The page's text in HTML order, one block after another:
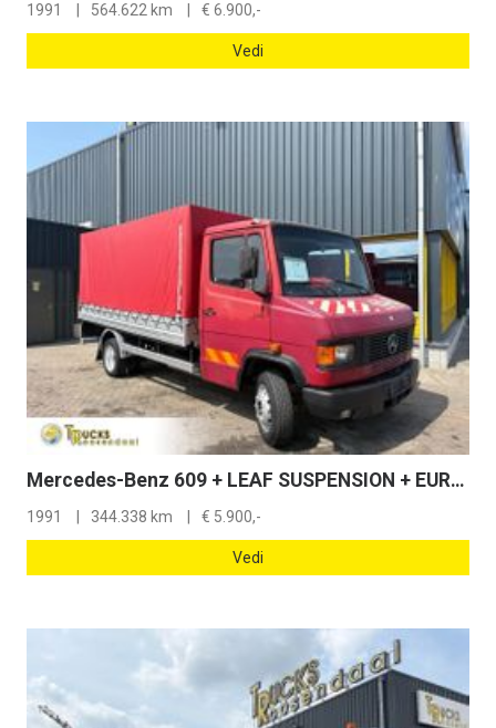
1991 564.622 km € 6.900,-
Vedi
Mercedes-Benz 609 + LEAF SUSPENSION + EURO 1
1991 344.338 km € 5.900,-
Vedi